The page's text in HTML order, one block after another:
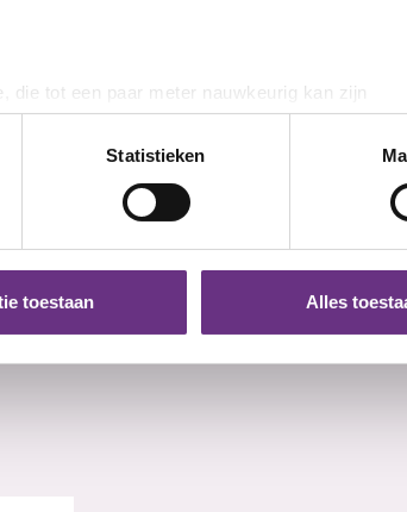
die tot een paar meter nauwkeurig kan zijn
specifieke eigenschappen (fingerprinting)
en stel uw voorkeuren in het
uw gebruik van onze site met onze partners
combineren met andere informatie die
Statistieken
toestaan Alles
die al?